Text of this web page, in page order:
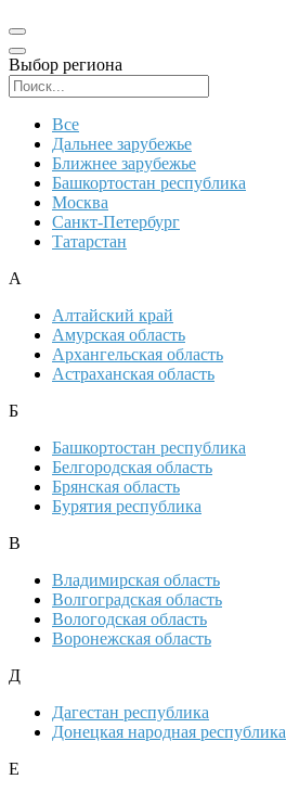
Выбор региона
Все
Дальнее зарубежье
Ближнее зарубежье
Башкортостан республика
Москва
Санкт-Петербург
Татарстан
А
Алтайский край
Амурская область
Архангельская область
Астраханская область
Б
Башкортостан республика
Белгородская область
Брянская область
Бурятия республика
В
Владимирская область
Волгоградская область
Вологодская область
Воронежская область
Д
Дагестан республика
Донецкая народная республика
Е